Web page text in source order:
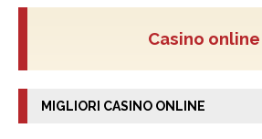
Casino online
MIGLIORI CASINO ONLINE